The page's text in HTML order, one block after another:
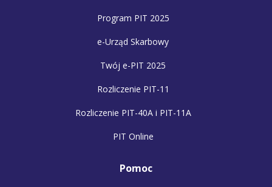
Program PIT 2025
e-Urząd Skarbowy
Twój e-PIT 2025
Rozliczenie PIT-11
Rozliczenie PIT-40A i PIT-11A
PIT Online
Pomoc